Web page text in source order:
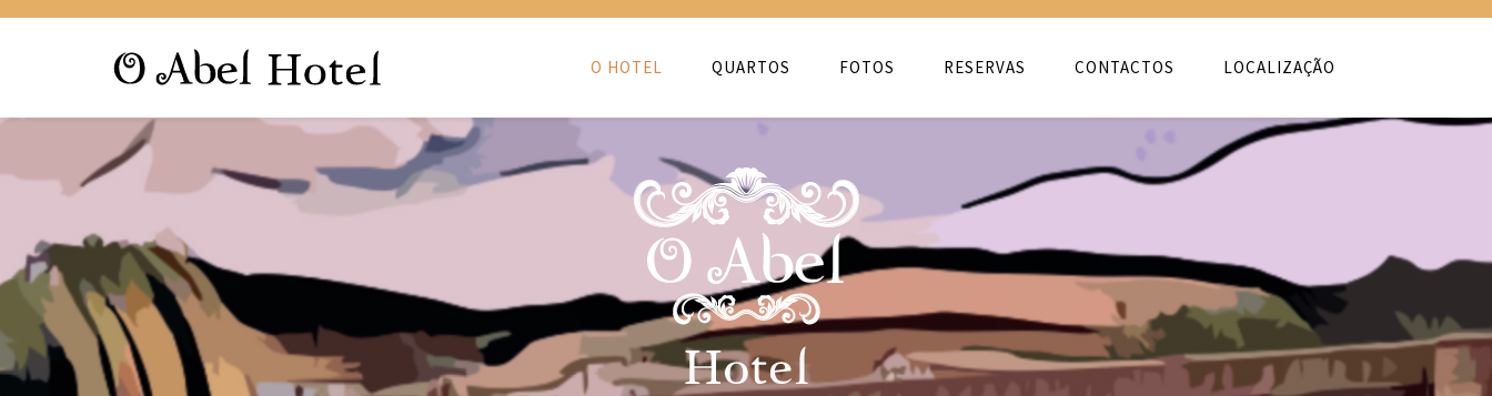
O HOTEL QUARTOS FOTOS RESERVAS CONTACTOS LOCALIZAÇÃO